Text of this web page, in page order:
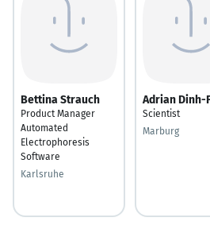
Bettina Strauch
Product Manager
Automated
Electrophoresis
Software
Karlsruhe
Adrian Dinh-
Scientist
Marburg